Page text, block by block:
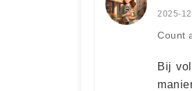
2025-
Count
Bij